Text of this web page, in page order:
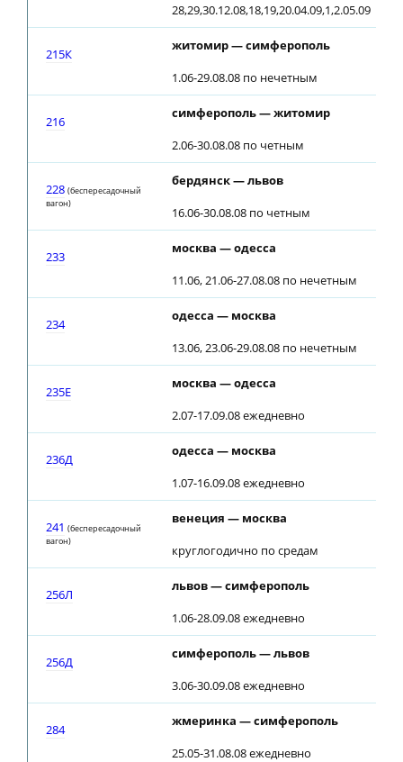
28,29,30.12.08,18,19,20.04.09,1,2.05.09
215К
житомир — симферополь
1.06-29.08.08 по нечетным
216
симферополь — житомир
2.06-30.08.08 по четным
228 (беспересадочный
вагон)
бердянск — львов
16.06-30.08.08 по четным
233
москва — одесса
11.06, 21.06-27.08.08 по нечетным
234
одесса — москва
13.06, 23.06-29.08.08 по нечетным
235Е
москва — одесса
2.07-17.09.08 ежедневно
236Д
одесса — москва
1.07-16.09.08 ежедневно
241 (беспересадочный
вагон)
венеция — москва
круглогодично по средам
256Л
львов — симферополь
1.06-28.09.08 ежедневно
256Д
симферополь — львов
3.06-30.09.08 ежедневно
284
жмеринка — симферополь
25.05-31.08.08 ежедневно